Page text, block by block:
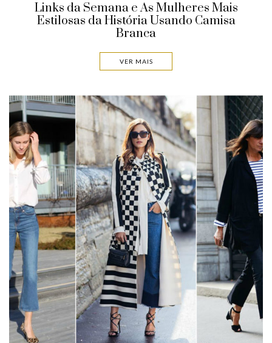
Links da Semana e As Mulheres Mais
Estilosas da História Usando Camisa
Branca
VER MAIS